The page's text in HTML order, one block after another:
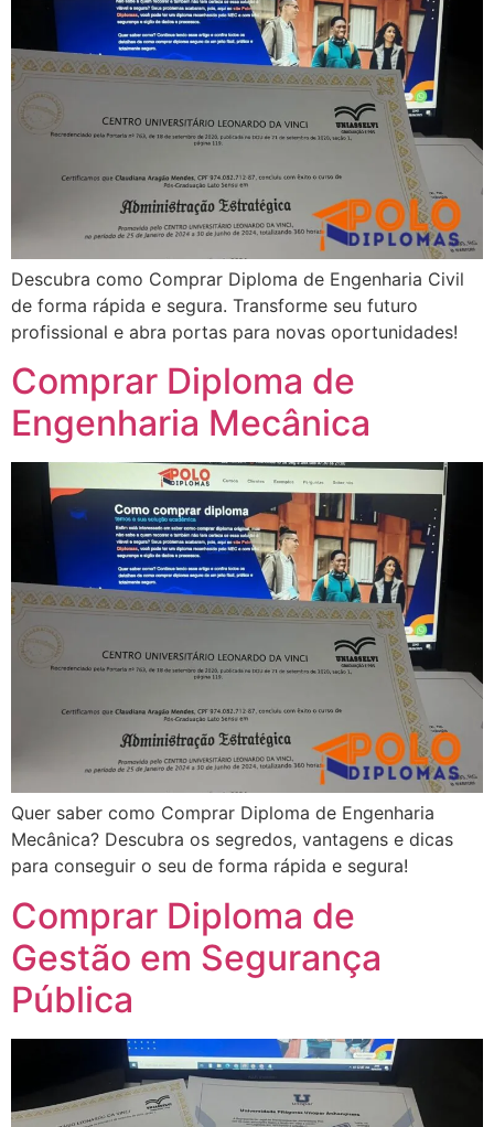
Descubra como Comprar Diploma de Engenharia Civil
de forma rápida e segura. Transforme seu futuro
profissional e abra portas para novas oportunidades!
Comprar Diploma de
Engenharia Mecânica
Quer saber como Comprar Diploma de Engenharia
Mecânica? Descubra os segredos, vantagens e dicas
para conseguir o seu de forma rápida e segura!
Comprar Diploma de
Gestão em Segurança
Pública